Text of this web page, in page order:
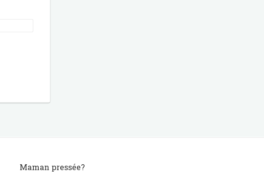
Maman pressée?